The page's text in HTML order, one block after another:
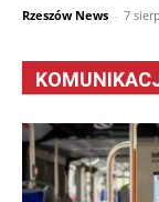
Rzeszów News - 7